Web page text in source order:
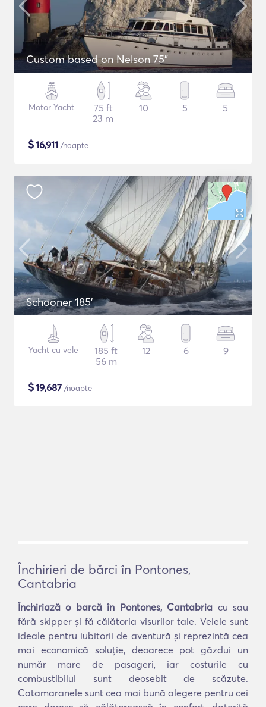
Custom based on Nelson 75"
Motor Yacht
75 ft
23 m
10 5 5
$16,911 /noapte
Schooner 185'
Yacht cu vele
185 ft
56 m
12 6 9
$19,687 /noapte
Închirieri de bărci în Pontones,
Cantabria
Închiriază o barcă în Pontones, Cantabria cu sau
fără skipper și fă călătoria visurilor tale. Velele sunt
ideale pentru iubitorii de aventură și reprezintă cea
mai economică soluție, deoarece pot găzdui un
număr mare de pasageri, iar costurile cu
combustibilul sunt deosebit de scăzute.
Catamaranele sunt cea mai bună alegere pentru cei